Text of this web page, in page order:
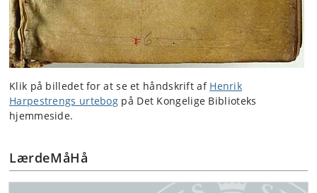
Klik på billedet for at se et håndskrift af Henrik
Harpestrengs urtebog på Det Kongelige Biblioteks
hjemmeside.
LærdeMåHå